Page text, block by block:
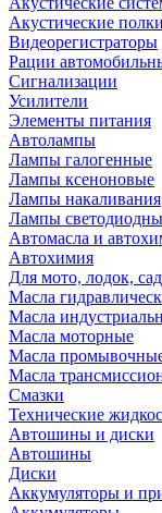
Акустические полки
Видеорегистраторы
Рации
Сигнализации
Усилители
Элементы питания
Автолампы
Лампы галогенные
Лампы ксеноновые
Лампы накаливания
Лампы
Автомасла и
Автохимия
Для мото, лодок,
Масла
Масла
Масла моторные
Масла
Масла
Смазки
Технические
Автошины и диски
Автошины
Диски
Аккумуляторы и